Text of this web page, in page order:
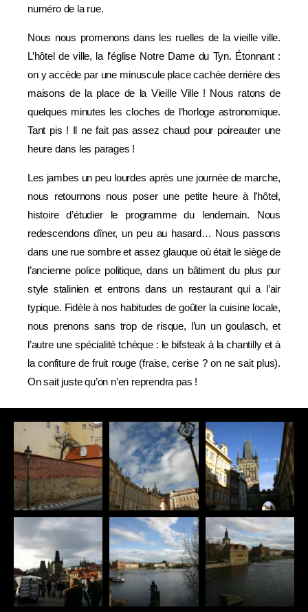
numéro de la rue.
Nous nous promenons dans les ruelles de la vieille ville.
L’hôtel de ville, la l’église Notre Dame du Tyn. Étonnant :
on y accède par une minuscule place cachée derrière des
maisons de la place de la Vieille Ville ! Nous ratons de
quelques minutes les cloches de l’horloge astronomique.
Tant pis ! Il ne fait pas assez chaud pour poireauter une
heure dans les parages !
Les jambes un peu lourdes après une journée de marche,
nous retournons nous poser une petite heure à l’hôtel,
histoire d’étudier le programme du lendemain. Nous
redescendons dîner, un peu au hasard… Nous passons
dans une rue sombre et assez glauque où était le siège de
l’ancienne police politique, dans un bâtiment du plus pur
style stalinien et entrons dans un restaurant qui a l’air
typique. Fidèle à nos habitudes de goûter la cuisine locale,
nous prenons sans trop de risque, l’un un goulasch, et
l’autre une spécialité tchèque : le bifsteak à la chantilly et à
la confiture de fruit rouge (fraise, cerise ? on ne sait plus).
On sait juste qu’on n’en reprendra pas !